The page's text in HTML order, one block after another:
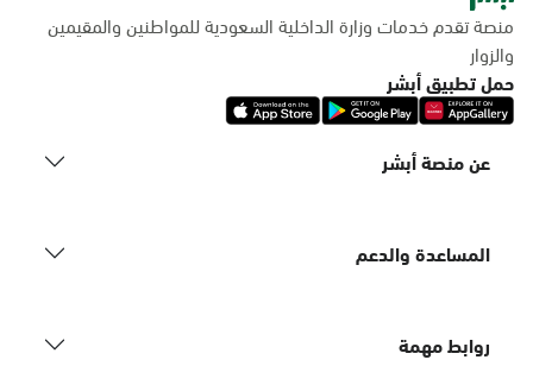
منصة تقدم خدمات وزارة الداخلية السعودية للمواطنين والمقيمين
والزوار
حمل تطبيق أبشر
عن منصة أبشر
المساعدة والدعم
روابط مهمة